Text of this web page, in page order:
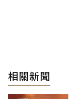
相關新聞